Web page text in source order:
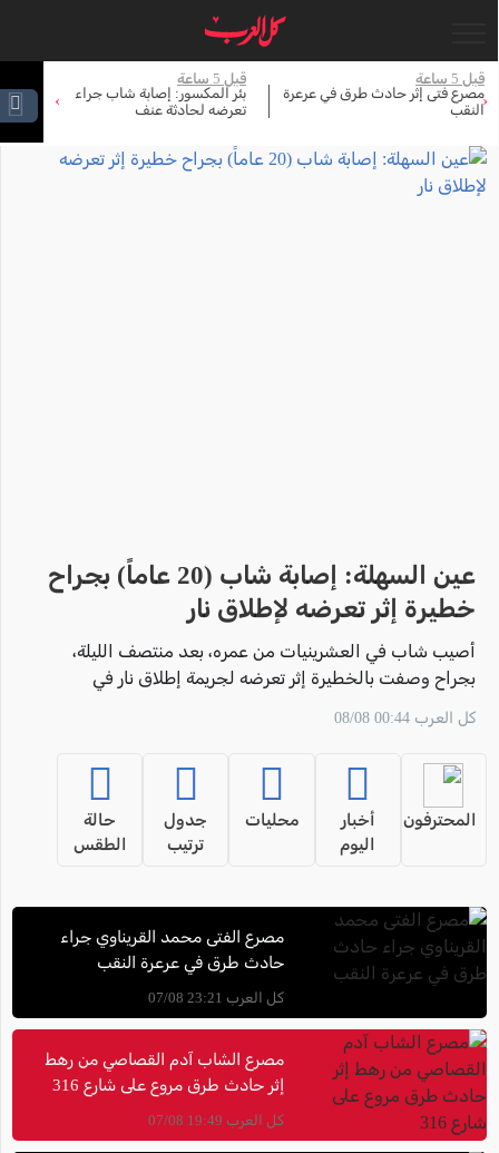
5 ساعة
فتى إثر حادث طرق في عرعرة
قبل 5 ساعة
بئر المكسور: إصابة شاب جراء
تعرضه لحادثة عنف
‹
›
عين السهلة: إصابة شاب (20 عاماً) بجراح
خطيرة إثر تعرضه لإطلاق نار
أصيب شاب في العشرينيات من عمره، بعد منتصف الليلة،
بجراح وصفت بالخطيرة إثر تعرضه لجريمة إطلاق نار في
كل العرب 00:44 08/08
المحترفون
أخبار
اليوم
محليات
جدول
ترتيب
حالة
الطقس
مصرع الفتى محمد القريناوي جراء
حادث طرق في عرعرة النقب
كل العرب 23:21 07/08
مصرع الشاب آدم القصاصي من رهط
إثر حادث طرق مروع على شارع 316
كل العرب 19:49 07/08